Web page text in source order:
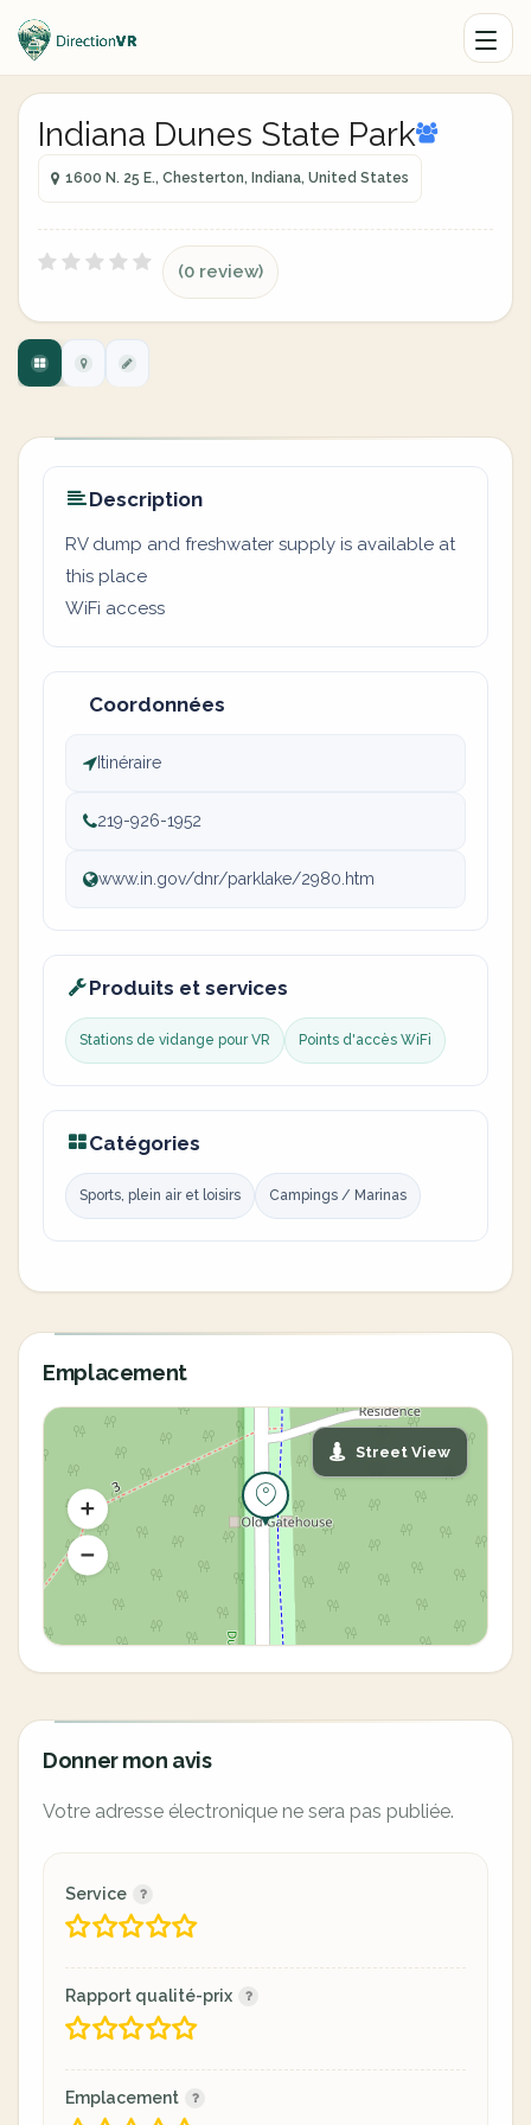
Indiana Dunes State Park
1600 N. 25 E., Chesterton, Indiana, United States
(0 review)
Description
RV dump and freshwater supply is available at
this place
WiFi access
Coordonnées
Itinéraire
219-926-1952
www.in.gov/dnr/parklake/2980.htm
Produits et services
Stations de vidange pour VR Points d'accès WiFi
Catégories
Sports, plein air et loisirs Campings / Marinas
Emplacement
Street View
Donner mon avis
Votre adresse électronique ne sera pas publiée.
Service
Rapport qualité-prix
Emplacement